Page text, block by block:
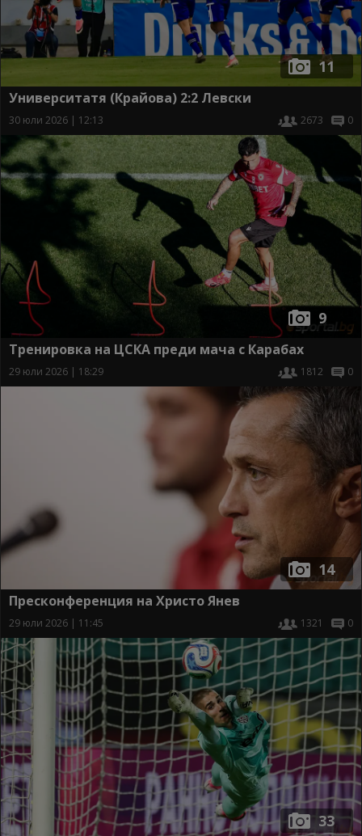
11
Университатя (Крайова) 2:2 Левски
30 юли 2026 | 12:13 2673 0
9
Тренировка на ЦСКА преди мача с Карабах
29 юли 2026 | 18:29 1812 0
14
Пресконференция на Христо Янев
29 юли 2026 | 11:45 1321 0
33